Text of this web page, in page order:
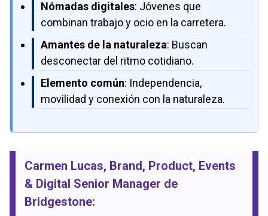
Nómadas digitales: Jóvenes que
combinan trabajo y ocio en la carretera.
Amantes de la naturaleza: Buscan
desconectar del ritmo cotidiano.
Elemento común: Independencia,
movilidad y conexión con la naturaleza.
Carmen Lucas, Brand, Product, Events
& Digital Senior Manager de
Bridgestone: